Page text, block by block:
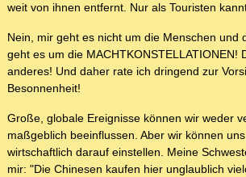
weit von ihnen entfernt. Nur als Touristen
Nein, mir geht es nicht um die Menschen und
geht es um die MACHTKONSTELLATIONEN!
anderes! Und daher rate ich dringend zur
Besonnenheit!
Große, globale Ereignisse können wir weder
maßgeblich beeinflussen. Aber wir können
wirtschaftlich darauf einstellen. Meine
mir: "Die Chinesen kaufen hier unglaublich